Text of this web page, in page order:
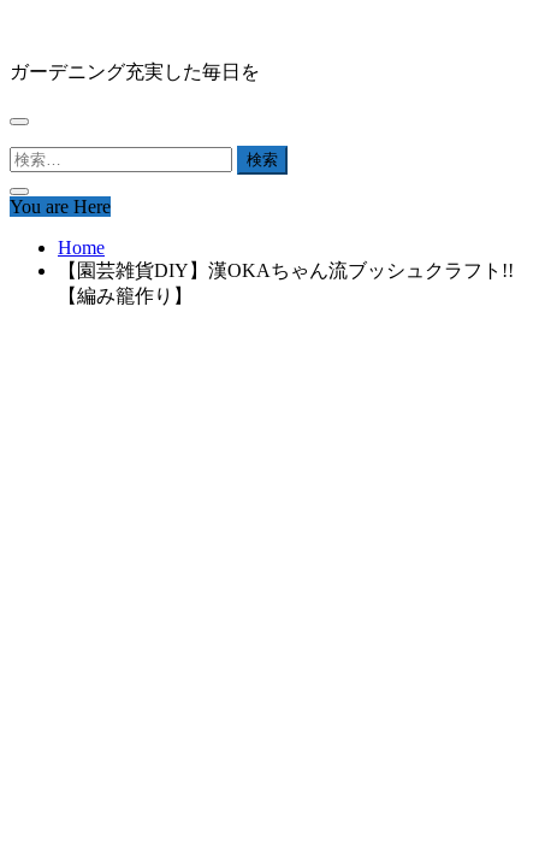
content
ガーデニング充実した毎日を
検
You are Here
Home
【園芸雑貨DIY】漢OKAちゃん流ブッシュクラフト!!
【編み籠作り】